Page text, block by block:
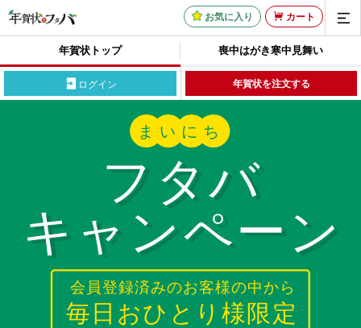
お気に入り カート
年賀状トップ 喪中はがき寒中見舞い
ログイン 年賀状を注文する